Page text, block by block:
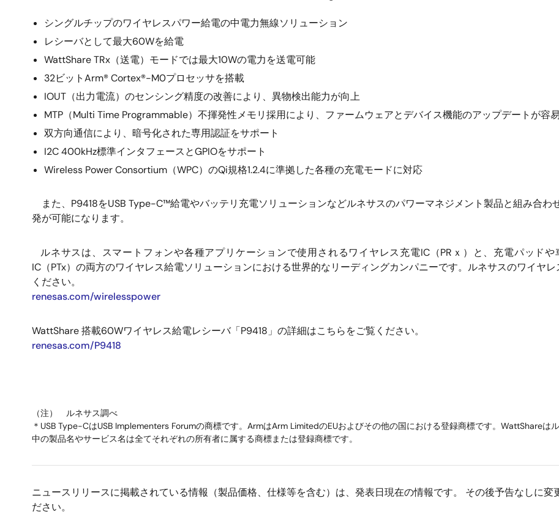
シングルチップのワイヤレスパワー給電の中電力無線ソリューション
レシーバとして最大60Wを給電
WattShare TRx（送電）モードでは最大10Wの電力を送電可能
32ビットArm® Cortex®-M0プロセッサを搭載
IOUT（出力電流）のセンシング精度の改善により、異物検出能力が向上
MTP（Multi Time Programmable）不揮発性メモリ採用により、ファームウェアとデバイス機能のアップデートが容易
双方向通信により、暗号化された専用認証をサポート
I2C 400kHz標準インタフェースとGPIOをサポート
Wireless Power Consortium（WPC）のQi規格1.2.4に準拠した各種の充電モードに対応
また、P9418をUSB Type-C™給電やバッテリ充電ソリューションなどルネサスのパワーマネジメント製品と組み合わ
発が可能になります。
ルネサスは、スマートフォンや各種アプリケーションで使用されるワイヤレス充電IC（PRｘ）と、充電パッド
IC（PTx）の両方のワイヤレス給電ソリューションにおける世界的なリーディングカンパニーです。ルネサスのワイヤ
ください。
renesas.com/wirelesspower
WattShare 搭載60Wワイヤレス給電レシーバ「P9418」の詳細はこちらをご覧ください。
renesas.com/P9418
（注） ルネサス調べ
＊USB Type-CはUSB Implementers Forumの商標です。ArmはArm LimitedのEUおよびその他の国における登録商標です。WattShareは
中の製品名やサービス名は全てそれぞれの所有者に属する商標または登録商標です。
ニュースリリースに掲載されている情報（製品価格、仕様等を含む）は、発表日現在の情報です。 その後予告なしに
ださい。